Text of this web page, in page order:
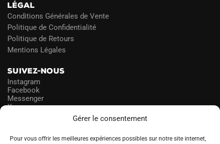
Gérer le consentement
Pour vous offrir les meilleures expériences possibles sur notre site internet,
LÉGAL
Conditions Générales de Vente
Politique de Confidentialité
Politique de Retours
Mentions Légales
SUIVEZ-NOUS
Instagram
Facebook
Messenger
X